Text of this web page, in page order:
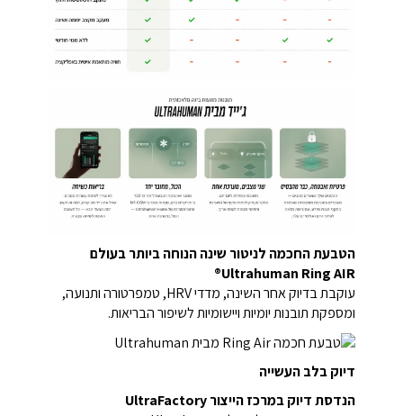
הטבעת החכמה לניטור שינה הנוחה ביותר בעולם
Ultrahuman Ring AIR®
עוקבת בדיוק אחר השינה, מדדי HRV, טמפרטורה ותנועה,
ומספקת תובנות יומיות ויישומיות לשיפור הבריאות.
דיוק בלב העשייה
הנדסת דיוק במרכז הייצור UltraFactory